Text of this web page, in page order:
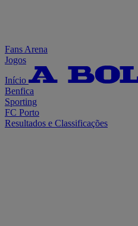
Fans Arena
Jogos
Início
Benfica
Sporting
FC Porto
Resultados e Classificações